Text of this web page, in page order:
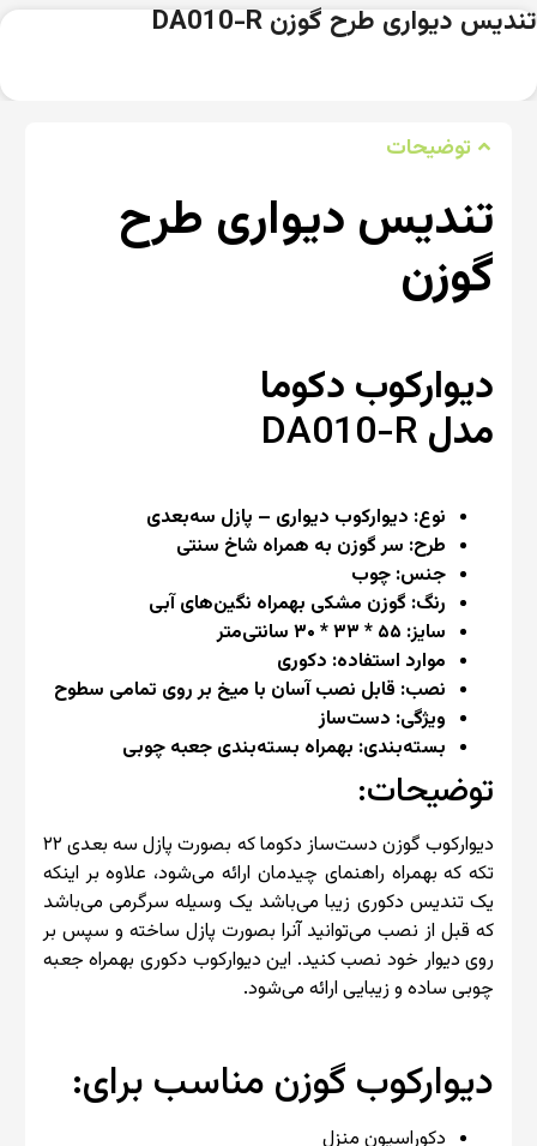
تندیس دیواری طرح گوزن DA010-R
توضیحات
تندیس دیواری طرح
گوزن
دیوارکوب دکوما
مدل DA010-R
نوع: دیوارکوب دیواری – پازل سه‌بعدی
طرح:‌ سر گوزن به همراه شاخ سنتی
جنس: چوب
رنگ: گوزن مشکی بهمراه نگین‌های آبی
سایز: ۵۵ * ۳۳ * ۳۰ سانتی‌متر
موارد استفاده: دکوری
نصب: قابل نصب آسان با میخ بر روی تمامی سطوح
ویژگی: دست‌ساز
بسته‌بندی: بهمراه بسته‌بندی جعبه چوبی
توضیحات:
دیوارکوب گوزن دست‌ساز دکوما که بصورت پازل سه بعدی ۲۲
تکه که بهمراه راهنمای چیدمان ارائه می‌شود، علاوه بر اینکه
یک تندیس دکوری زیبا می‌باشد یک وسیله سرگرمی می‌باشد
که قبل از نصب می‌توانید آنرا بصورت پازل ساخته و سپس بر
روی دیوار خود نصب کنید. این دیوارکوب دکوری بهمراه جعبه
چوبی ساده و زیبایی ارائه می‌شود.
دیوارکوب گوزن مناسب برای:
دکوراسیون منزل